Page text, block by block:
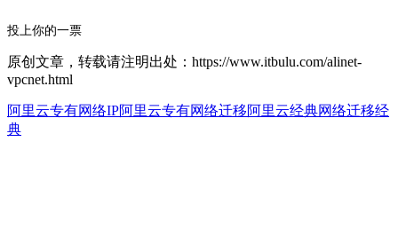
投上你的一票
原创文章，转载请注明出处：https://www.itbulu.com/alinet-
vpcnet.html
阿里云专有网络IP阿里云专有网络迁移阿里云经典网络迁移经
典